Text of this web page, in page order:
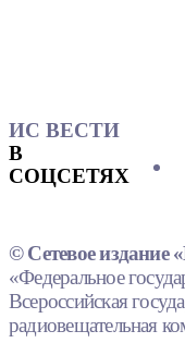
ИС ВЕСТИ
В
СОЦСЕТЯХ
© Сетевое издание
«Федеральное
Всероссийская
радиовещательная